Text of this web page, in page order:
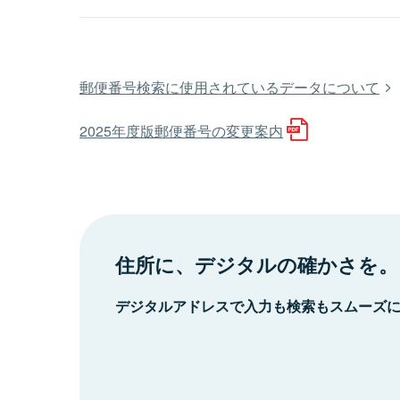
郵便番号検索に使用されているデータについて
2025年度版郵便番号の変更案内
住所に、デジタルの確かさを。
デジタルアドレスで入力も検索もスムーズ